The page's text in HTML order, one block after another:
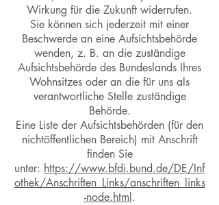
Wirkung für die Zukunft widerrufen.
Sie können sich jederzeit mit einer
Beschwerde an eine Aufsichtsbehörde
wenden, z. B. an die zuständige
Aufsichtsbehörde des Bundeslands Ihres
Wohnsitzes oder an die für uns als
verantwortliche Stelle zuständige
Behörde.
Eine Liste der Aufsichtsbehörden (für den
nichtöffentlichen Bereich) mit Anschrift
finden Sie
unter: https://www.bfdi.bund.de/DE/Inf
othek/Anschriften_Links/anschriften_links
-node.html .